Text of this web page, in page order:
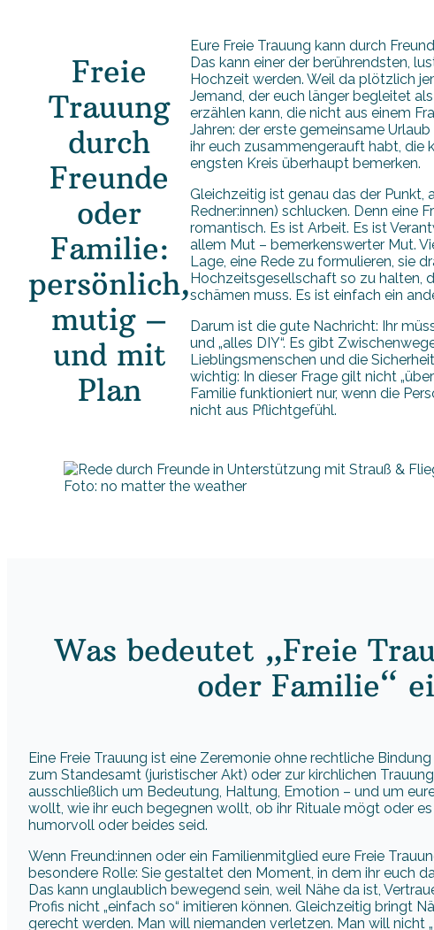
Freie
Trauung
durch
Freunde
oder
Familie:
persönlich,
mutig –
und mit
Plan
Eure Freie Trauung kann durch
Das kann einer der berührendsten,
Hochzeit werden. Weil da plötzlich
Jemand, der euch länger begleitet
erzählen kann, die nicht aus einem
Jahren: der erste gemeinsame
ihr euch zusammengerauft habt, die
engsten Kreis überhaupt bemerken.
Gleichzeitig ist genau das der Punkt,
Redner:innen) schlucken. Denn eine
romantisch. Es ist Arbeit. Es ist
allem Mut – bemerkenswerter Mut.
Lage, eine Rede zu formulieren, sie
Hochzeitsgesellschaft so zu halten,
schämen muss. Es ist einfach ein
Darum ist die gute Nachricht: Ihr
und „alles DIY“. Es gibt
Lieblingsmenschen und die
wichtig: In dieser Frage gilt nicht
Familie funktioniert nur, wenn die
nicht aus Pflichtgefühl.
Foto: no matter the weather
Was bedeutet „Freie
oder Familie“
Eine Freie Trauung ist eine Zeremonie ohne rechtliche
zum Standesamt (juristischer Akt) oder zur kirchlichen
ausschließlich um Bedeutung, Haltung, Emotion – und um
wollt, wie ihr euch begegnen wollt, ob ihr Rituale mögt oder
humorvoll oder beides seid.
Wenn Freund:innen oder ein Familienmitglied eure Freie
besondere Rolle: Sie gestaltet den Moment, in dem ihr euch
Das kann unglaublich bewegend sein, weil Nähe da ist,
Profis nicht „einfach so“ imitieren können. Gleichzeitig bringt
gerecht werden. Man will niemanden verletzen. Man will nicht